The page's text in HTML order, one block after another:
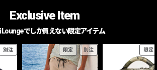
Exclusive Item
Loungeでしか買えない限定アイテム
別注 限定 別注 限定